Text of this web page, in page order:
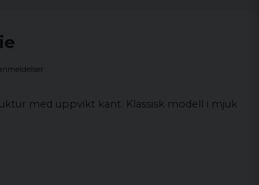
med uppvikt kant. Klassisk modell i mjuk